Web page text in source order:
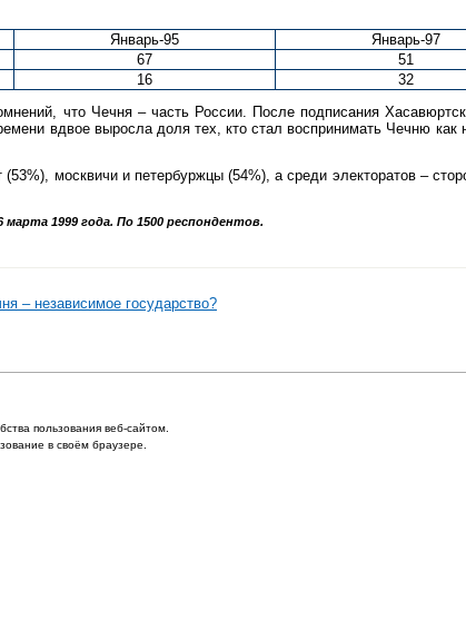
Январь-95 Январь-97
67 51
16 32
что Чечня – часть России. После подписания
вдвое выросла доля тех, кто стал воспринимать Чечню
москвичи и петербуржцы (54%), а среди электоратов –
марта 1999 года. По 1500 респондентов.
– независимое государство?
пользования веб-сайтом.
в своём браузере.